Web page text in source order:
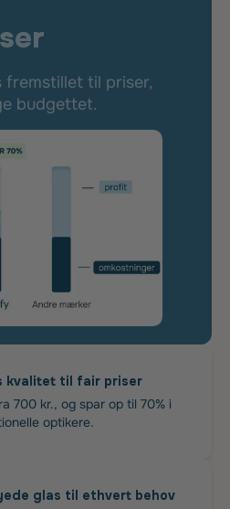
fremstillet til priser,
budgettet.
kvalitet til fair priser
700 kr., og spar op til 70% i
optikere.
glas til ethvert behov